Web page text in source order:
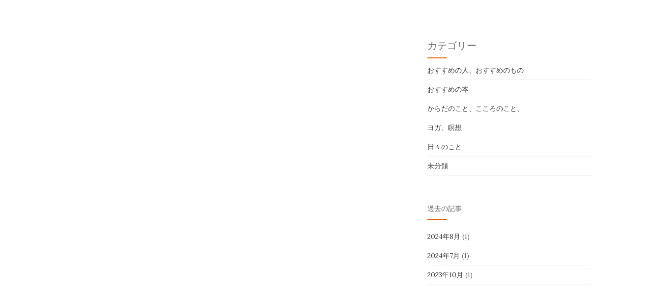
カテゴリー
おすすめの人、おすすめのもの
おすすめの本
からだのこと、こころのこと、
ヨガ、瞑想
日々のこと
未分類
過去の記事
2024年8月 (1)
2024年7月 (1)
2023年10月 (1)